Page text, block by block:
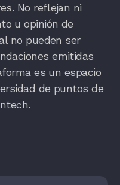
No reflejan ni
u opinión de
no pueden ser
emitidas
es un espacio
de puntos de